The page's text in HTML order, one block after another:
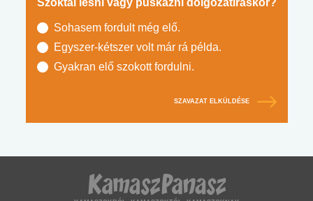
Sohasem fordult még elő.
Egyszer-kétszer volt már rá példa.
Gyakran elő szokott fordulni.
SZAVAZAT ELKÜLDÉSE